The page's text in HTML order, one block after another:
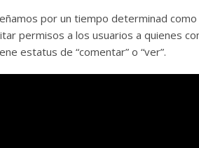
por un tiempo determinad
permisos a los usuarios a quienes
estatus de “comentar” o “ver”.